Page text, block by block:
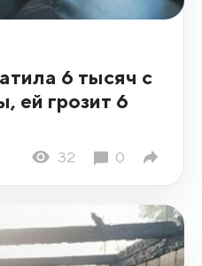
6 тысяч с
ей грозит 6
32 0